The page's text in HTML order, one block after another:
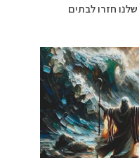
חזרו לבתים